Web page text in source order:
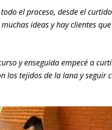
todo el proceso, desde el
ideas y hay clientes
y enseguida empecé a
los tejidos de la lana y seguir